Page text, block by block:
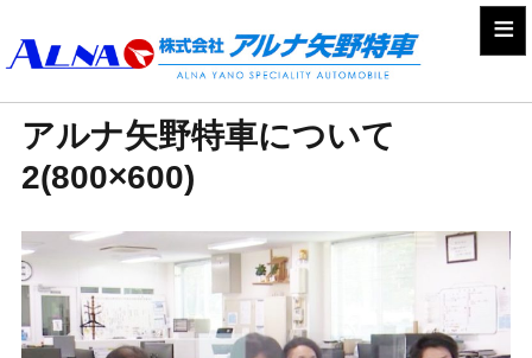
≡
アルナ矢野特車について
2(800×600)